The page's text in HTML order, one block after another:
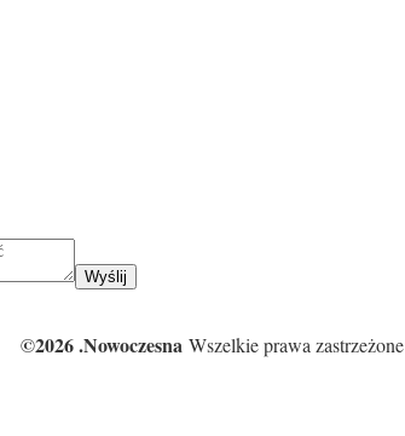
Wyślij
©2026 .Nowoczesna Wszelkie prawa zastrzeżone